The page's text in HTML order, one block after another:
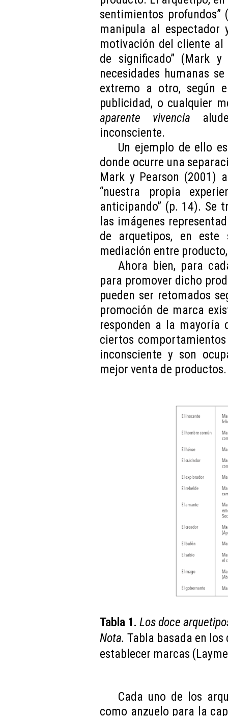
sentimientos profundos”
manipula al espectador
motivación del cliente al
de significado” (Mark
necesidades humanas
extremo a otro, según
publicidad, o cualquier
aparente vivencia
inconsciente.
Un ejemplo de ello
donde ocurre una
Mark y Pearson (2001)
“nuestra propia
anticipando” (p. 14). Se
las imágenes
de arquetipos, en
mediación entre
Ahora bien, para
para promover dicho
pueden ser retomados
promoción de marca
responden a la mayoría
ciertos
inconsciente y son
mejor venta de productos.
Tabla 1. Los doce
Nota. Tabla basada en
establecer marcas
Cada uno de los
como anzuelo para la